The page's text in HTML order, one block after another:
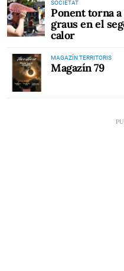
SOCIETAT
Ponent torna
graus en el
calor
MAGAZÍN TERRITORIS
Magazín 79